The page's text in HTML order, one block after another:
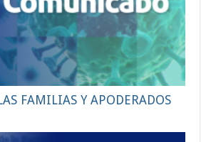
FAMILIAS Y APODERADOS